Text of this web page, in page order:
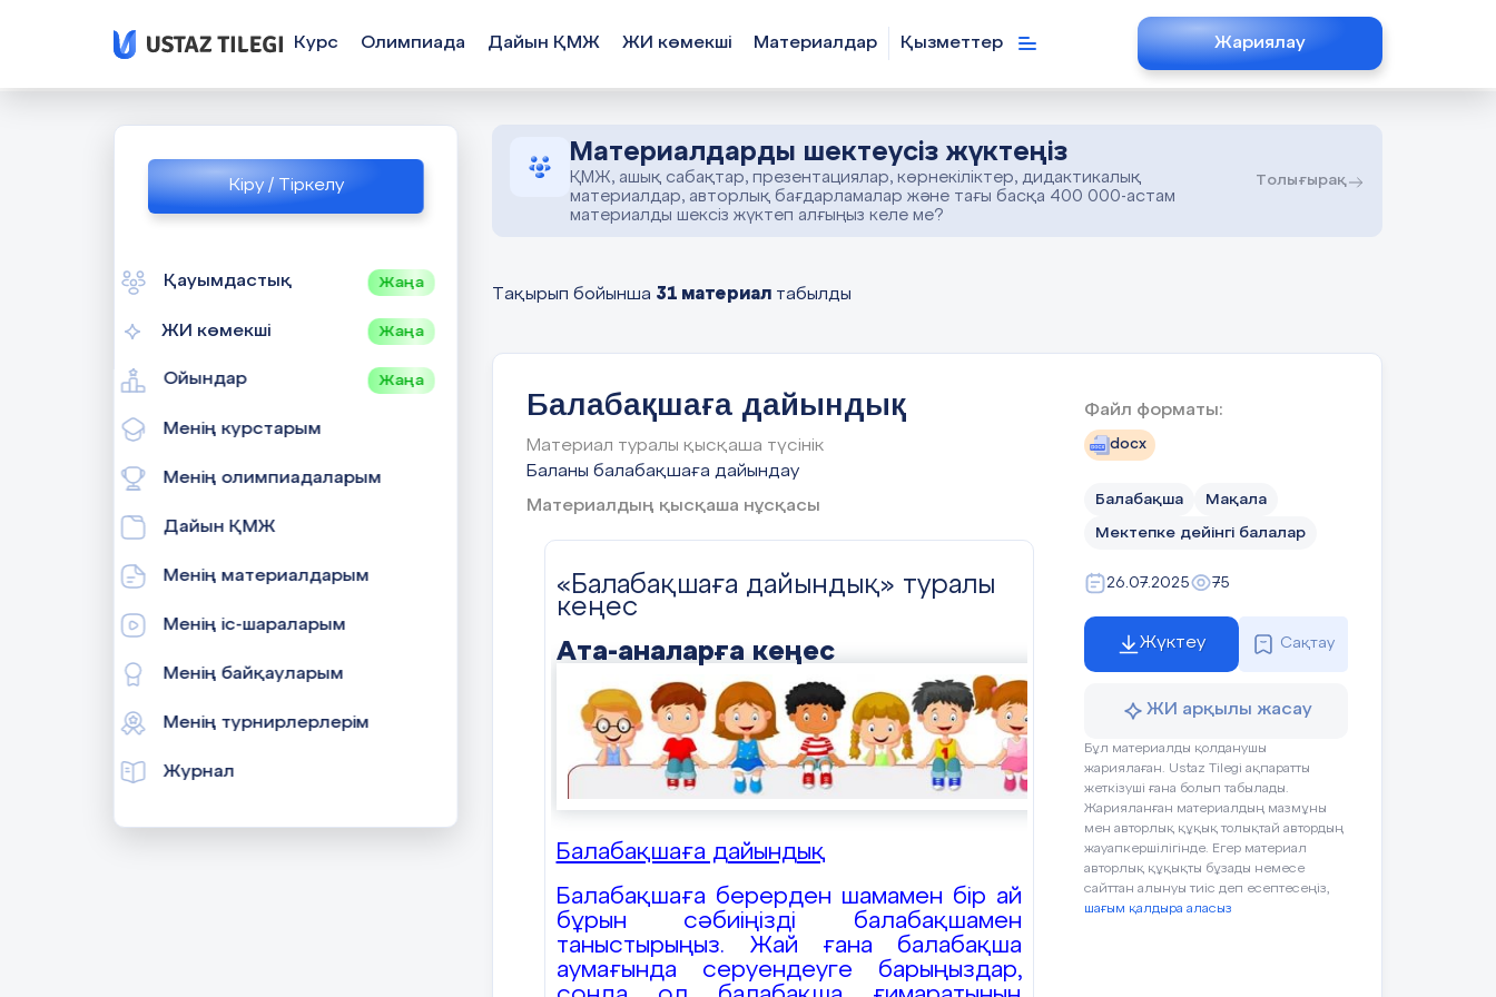
Кіру / Тіркелу
Қауымдастық Жаңа
ЖИ көмекші Жаңа
Ойындар Жаңа
Менің курстарым
Менің олимпиадаларым
Дайын ҚМЖ
Менің материалдарым
Менің іс-шараларым
Менің байқауларым
Менің турнирлерлерім
Журнал
Курс Олимпиада Дайын ҚМЖ ЖИ көмекші Материалдар Қызметтер Жариялау
Материалдарды шектеусіз жүктеңіз
ҚМЖ, ашық сабақтар, презентациялар, көрнекіліктер, дидактикалық
материалдар, авторлық бағдарламалар және тағы басқа 400 000-астам
материалды шексіз жүктеп алғыңыз келе ме?
Толығырақ
Тақырып бойынша 31 материал табылды
Балабақшаға дайындық
Материал туралы қысқаша түсінік
Баланы балабақшаға дайындау
Материалдың қысқаша нұсқасы
«Балабақшаға дайындық» туралы
кеңес
Ата-аналарға кеңес
Балабақшаға дайындық
Балабақшаға берерден шамамен бір ай
бұрын сәбиіңізді балабақшамен
таныстырыңыз. Жай ғана балабақша
аумағында серуендеуге барыңыздар,
Файл форматы:
docx
Балабақша Мақала
Мектепке дейінгі балалар
26.07.2025 75
Жүктеу Сақтау
ЖИ арқылы жасау
Бұл материалды қолданушы
жариялаған. Ustaz Tilegi ақпаратты
жеткізуші ғана болып табылады.
Жарияланған материалдың мазмұны
мен авторлық құқық толықтай автордың
жауапкершілігінде. Егер материал
авторлық құқықты бұзады немесе
сайттан алынуы тиіс деп есептесеңіз,
шағым қалдыра аласыз